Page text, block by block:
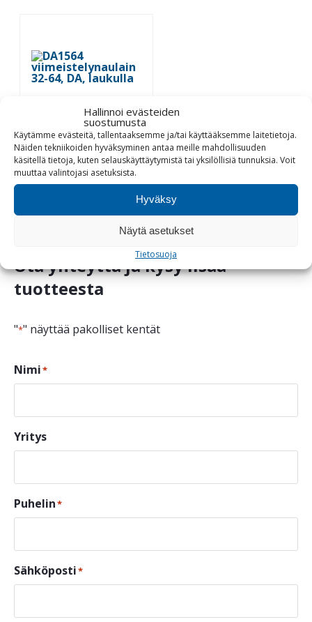
Hallinnoi evästeiden
suostumusta
Käytämme evästeitä, tallentaaksemme ja/tai käyttääksemme laitetietoja.
Näiden tekniikoiden hyväksyminen antaa meille mahdollisuuden
käsitellä tietoja, kuten selauskäyttäytymistä tai yksilöllisiä tunnuksia. Voit
muuttaa valintojasi asetuksista.
Hyväksy
Näytä asetukset
Tietosuoja
DA1564
viimeistelynaulain
32-64, DA, laukulla
Ota yhteyttä ja kysy lisää
tuotteesta
"*" näyttää pakolliset kentät
Nimi*
Yritys
Puhelin*
Sähköposti*